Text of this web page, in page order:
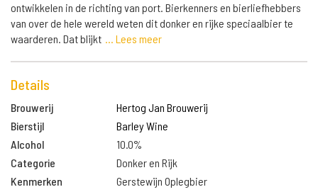
ontwikkelen in de richting van port. Bierkenners en bierliefhebbers
van over de hele wereld weten dit donker en rijke speciaalbier te
waarderen. Dat blijkt ... Lees meer
Details
Brouwerij
Hertog Jan Brouwerij
Bierstijl
Barley Wine
Alcohol
10.0%
Categorie
Donker en Rijk
Kenmerken
Gerstewijn Oplegbier